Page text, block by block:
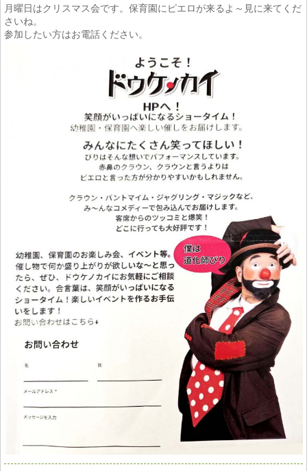
月曜日はクリスマス会です。保育園にピエロが来るよ～見に来てく だ
さいね。
参加したい方はお電話ください。